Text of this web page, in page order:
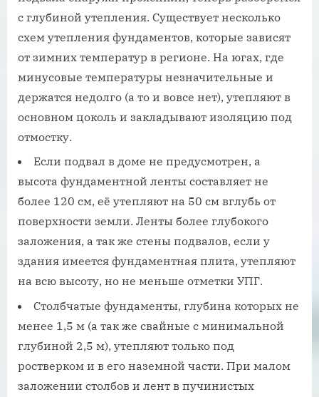
с глубиной утепления. Существует несколько
схем утепления фундаментов, которые зависят
от зимних температур в регионе. На югах, где
минусовые температуры незначительные и
держатся недолго (а то и вовсе нет), утепляют в
основном цоколь и закладывают изоляцию под
отмостку.
Если подвал в доме не предусмотрен, а
высота фундаментной ленты составляет не
более 120 см, её утепляют на 50 см вглубь от
поверхности земли. Ленты более глубокого
заложения, а так же стены подвалов, если у
здания имеется фундаментная плита, утепляют
на всю высоту, но не меньше отметки УПГ.
Столбчатые фундаменты, глубина которых не
менее 1,5 м (а так же свайные с минимальной
глубиной 2,5 м), утепляют только под
ростверком и в его наземной части. При малом
заложении столбов и лент в пучинистых